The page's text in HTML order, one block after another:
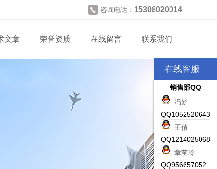
咨询电话： 15308020014
文章 荣誉资质 在线留言 联系我们
在线客服
销售部QQ
冯娇
QQ1052520643
王倩
QQ1214025068
章莹玲
QQ956657052